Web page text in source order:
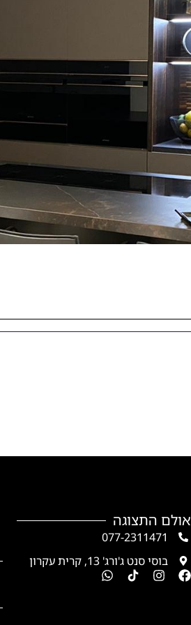
אולם התצוגה
077-2311471
בוסי סנט ג'ורג' 13, קרית עקרון